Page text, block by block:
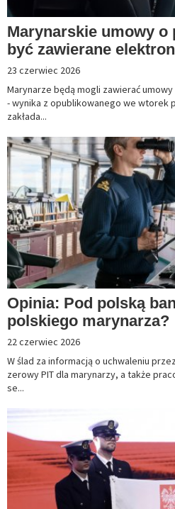
Marynarskie umowy o
być zawierane
23 czerwiec 2026
Marynarze będą mogli zawierać
- wynika z opublikowanego we wtorek
zakłada...
Opinia: Pod polską
polskiego marynarza?
22 czerwiec 2026
W ślad za informacją o uchwaleniu
zerowy PIT dla marynarzy, a także
se...